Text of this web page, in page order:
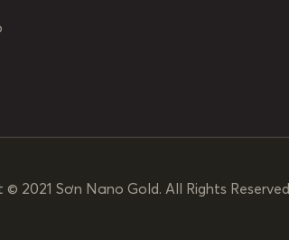
© 2021 Sơn Nano Gold. All Rights Reserved